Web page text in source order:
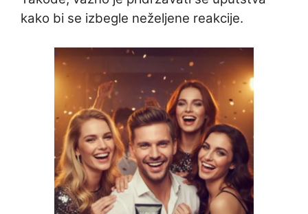
kako bi se izbegle neželjene reakcije.